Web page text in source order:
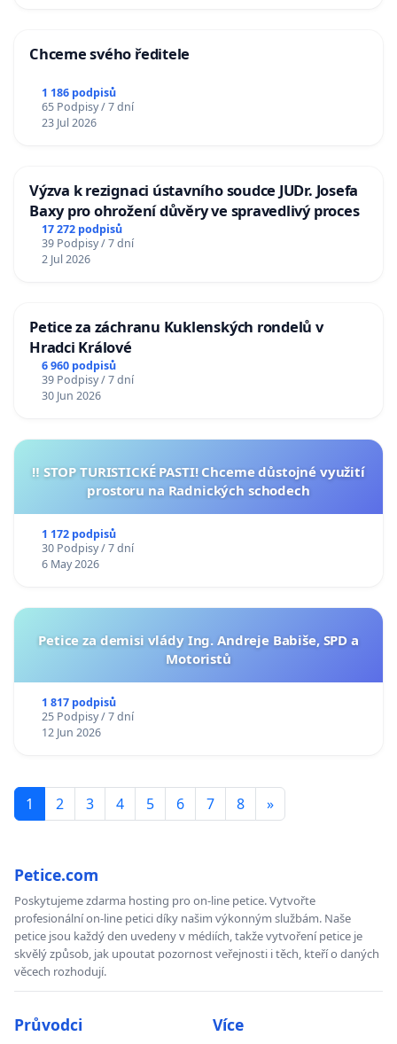
Chceme svého ředitele
1 186 podpisů
65 Podpisy / 7 dní
23 Jul 2026
Výzva k rezignaci ústavního soudce JUDr. Josefa
Baxy pro ohrožení důvěry ve spravedlivý proces
17 272 podpisů
39 Podpisy / 7 dní
2 Jul 2026
Petice za záchranu Kuklenských rondelů v
Hradci Králové
6 960 podpisů
39 Podpisy / 7 dní
30 Jun 2026
‼️ STOP TURISTICKÉ PASTI! Chceme důstojné využití
prostoru na Radnických schodech
1 172 podpisů
30 Podpisy / 7 dní
6 May 2026
Petice za demisi vlády Ing. Andreje Babiše, SPD a
Motoristů
1 817 podpisů
25 Podpisy / 7 dní
12 Jun 2026
1 2 3 4 5 6 7 8 »
Petice.com
Poskytujeme zdarma hosting pro on-line petice. Vytvořte
profesionální on-line petici díky našim výkonným službám. Naše
petice jsou každý den uvedeny v médiích, takže vytvoření petice je
skvělý způsob, jak upoutat pozornost veřejnosti i těch, kteří o daných
věcech rozhodují.
Průvodci Více